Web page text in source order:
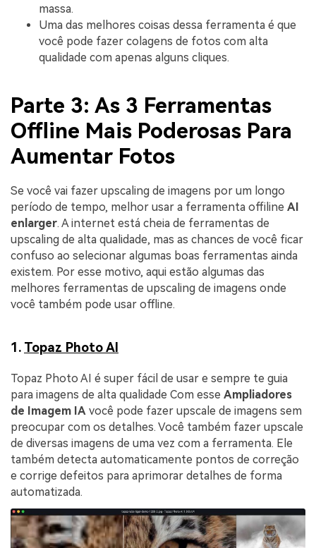
massa.
Uma das melhores coisas dessa ferramenta é que
você pode fazer colagens de fotos com alta
qualidade com apenas alguns cliques.
Parte 3: As 3 Ferramentas
Offline Mais Poderosas Para
Aumentar Fotos
Se você vai fazer upscaling de imagens por um longo
período de tempo, melhor usar a ferramenta offiline AI
enlarger. A internet está cheia de ferramentas de
upscaling de alta qualidade, mas as chances de você ficar
confuso ao selecionar algumas boas ferramentas ainda
existem. Por esse motivo, aqui estão algumas das
melhores ferramentas de upscaling de imagens onde
você também pode usar offline.
1. Topaz Photo AI
Topaz Photo AI é super fácil de usar e sempre te guia
para imagens de alta qualidade Com esse Ampliadores
de Imagem IA você pode fazer upscale de imagens sem
preocupar com os detalhes. Você também fazer upscale
de diversas imagens de uma vez com a ferramenta. Ele
também detecta automaticamente pontos de correção
e corrige defeitos para aprimorar detalhes de forma
automatizada.